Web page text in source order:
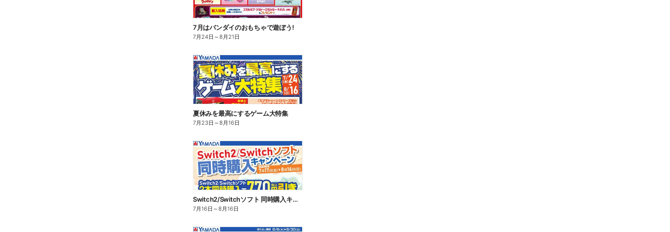
7月はバンダイのおもちゃで遊ぼう!
7月24日 ～8月21日
夏休みを最高にするゲーム大特集
7月23日 ～8月16日
Switch2/Switchソフト 同時購入キャンペーン
7月16日 ～8月16日